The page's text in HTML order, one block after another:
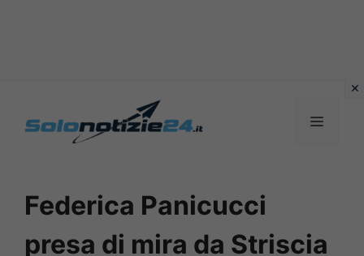
MENU
Federica Panicucci
presa di mira da Striscia